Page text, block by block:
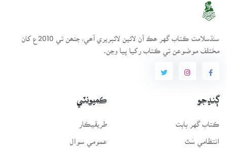
سنڌسلامت ڪتاب گهر ھڪ آن لائين لائبريري آھي، جنھن تي 2010ع کان
مختلف موضوعن تي ڪتاب رکيا پيا وڃن.
ڳنڍجو
ڪتاب گهر بابت
انتظامي سَٿ
ڪميونٽي
طريقيڪار
عمومي سوال